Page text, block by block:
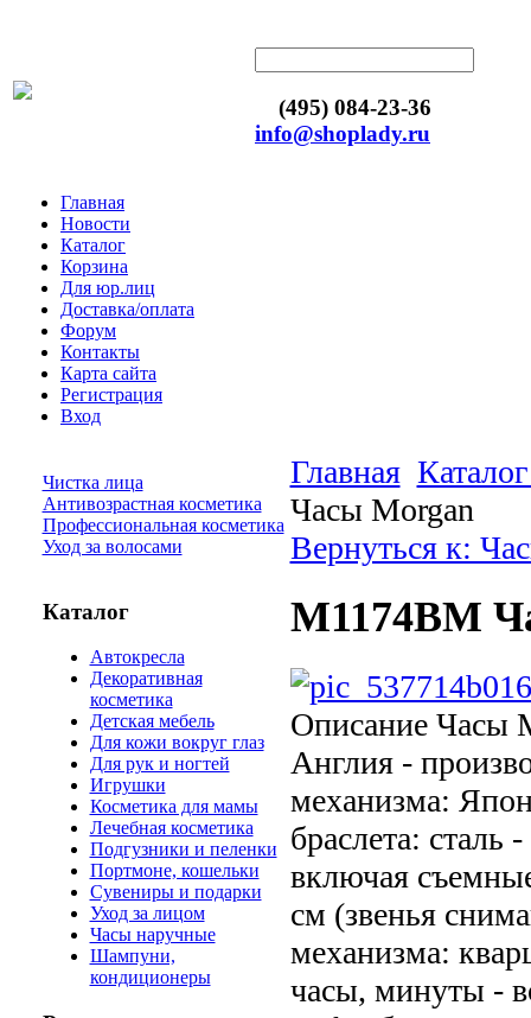
(495) 084-23-36
info@shoplady.ru
Главная
Новости
Каталог
Корзина
Для юр.лиц
Доставка/оплата
Форум
Контакты
Карта сайта
Регистрация
Вход
Чистка лица
Антивозрастная косметика
Профессиональная косметика
Уход за волосами
Каталог
Автокресла
Декоративная
косметика
Детская мебель
Для кожи вокруг глаз
Для рук и ногтей
Игрушки
Косметика для мамы
Лечебная косметика
Подгузники и пеленки
Портмоне, кошельки
Сувениры и подарки
Уход за лицом
Часы наручные
Шампуни,
кондиционеры
Главная
Часы Morgan
Вернуться к:
M1174BM
ОписаниеЧасы
Англия -
механизма:
браслета: сталь
включая
см (звенья
механизма:
часы, минуты -